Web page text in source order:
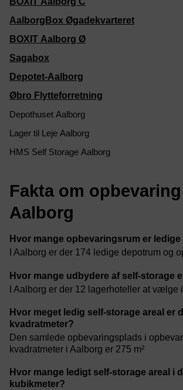
AalborgBox Øgadekvarteret
BOXIT Aalborg Ø
Sagabox
Depotet-Aalborg
Øbro Flytteforretning
Depothuset Aalborg
Lager til Leje Aalborg
HMS Self Storage Aalborg
Fakta om
Aalborg
Hvor mange opbevaringsrum er
I Aalborg er der 174 ledige depotrum og
Hvor mange udbydere af self-storage
I Aalborg er der 12 lagerhoteller at vælge
Hvor meget ledig self-storage areal er
kvadratmeter?
Den samlede opbevaringsplads i
kvadratmeter i Aalborg er 275 m²
Hvor mange ledigt self-storage areal i
kubikmeter?